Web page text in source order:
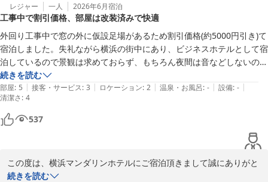
より良いサービスを提供できるよう、スタッフ一同今後も精進して
参ります。
また機会がございましたら是非当館のご利用をお願いいたします。
この度はお忙しい中ご投稿を頂きまして誠に有難うございました。
横浜マンダリンホテル
フロント
横浜マンダリンホテル
2026-07-03
レジャー 一人 2026年6月宿泊
工事中で割引価格、部屋は改装済みで快適
外回り工事中で窓の外に仮設足場があるため割引価格(約5000円引き)て
宿泊しました。失礼ながら横浜の街中にあり、ビジネスホテルとして宿
泊しているので景観は求めておらず、もちろん夜間は音などしないので
とてもラッキーでした。
部屋(シングル)の内装や設備は改装したばかりのようでとてもキレイで
良かったです。
続きを読む
部屋: 5 | 接客・サービス: 3 | ロケーション: 2 | 温泉・お風呂: - | 設備: - |
清潔さ: 4
537
この度は、横浜マンダリンホテルにご宿泊頂きまして誠にありがと
うございます。
続きを読む